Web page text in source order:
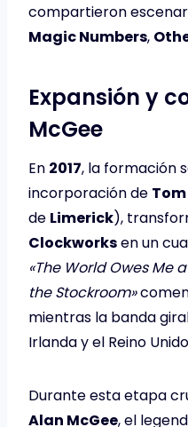
compartieron
Magic Numbers,
Expansión y
McGee
En 2017, la formación
incorporación de
de Limerick),
Clockworksen un
«The World Owes Me
the Stockroom»
mientras la banda
Irlanda y el Reino
Durante esta etapa
Alan McGee, el